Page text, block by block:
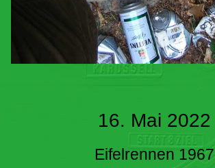
16. Mai 2022
Eifelrennen 1967